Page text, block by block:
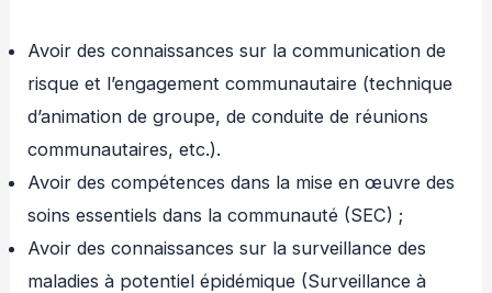
Avoir des connaissances sur la communication de
risque et l’engagement communautaire (technique
d’animation de groupe, de conduite de réunions
communautaires, etc.).
Avoir des compétences dans la mise en œuvre des
soins essentiels dans la communauté (SEC) ;
Avoir des connaissances sur la surveillance des
maladies à potentiel épidémique (Surveillance à